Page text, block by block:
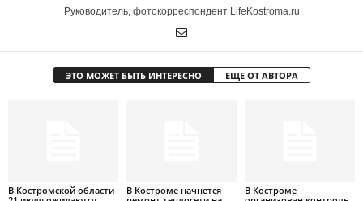
Руководитель, фотокорреспондент LifeKostroma.ru
ЭТО МОЖЕТ БЫТЬ ИНТЕРЕСНО ЕЩЕ ОТ АВТОРА
В Костромской области
В Костроме начнется
В Костроме